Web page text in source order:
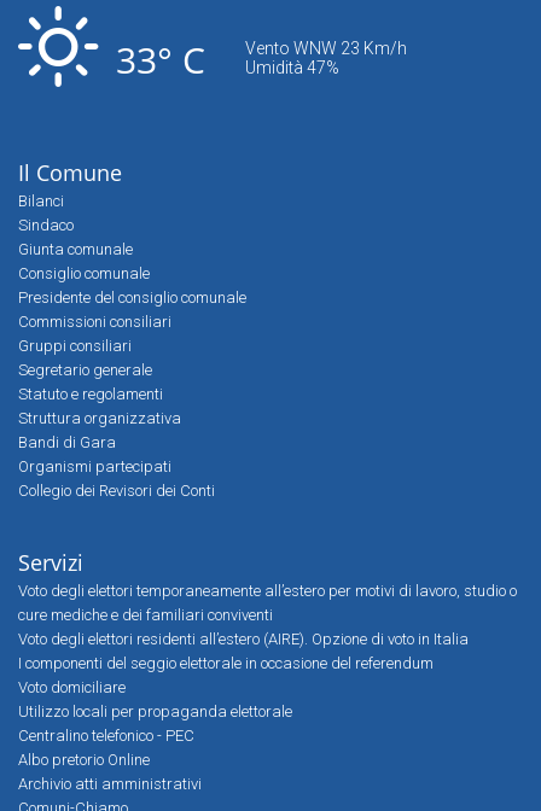
33° C
Vento WNW 23 Km/h
Umidità 47%
Il Comune
Bilanci
Sindaco
Giunta comunale
Consiglio comunale
Presidente del consiglio comunale
Commissioni consiliari
Gruppi consiliari
Segretario generale
Statuto e regolamenti
Struttura organizzativa
Bandi di Gara
Organismi partecipati
Collegio dei Revisori dei Conti
Servizi
Voto degli elettori temporaneamente all’estero per motivi di lavoro, studio o
cure mediche e dei familiari conviventi
Voto degli elettori residenti all’estero (AIRE). Opzione di voto in Italia
I componenti del seggio elettorale in occasione del referendum
Voto domiciliare
Utilizzo locali per propaganda elettorale
Centralino telefonico - PEC
Albo pretorio Online
Archivio atti amministrativi